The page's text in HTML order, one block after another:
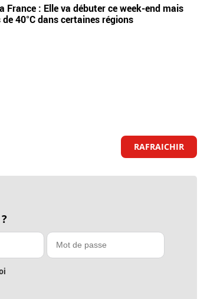
: Elle va débuter ce week-end mais
40°C dans certaines régions
RAFRAICHIR